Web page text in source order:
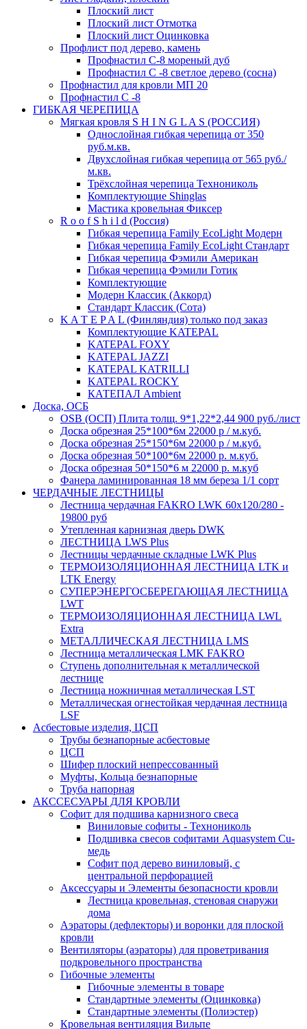
Плоский лист
Плоский лист Отмотка
Плоский лист Оцинковка
Профлист под дерево, камень
Профнастил С-8 мореный дуб
Профнастил С -8 светлое дерево (сосна)
Профнастил для кровли МП 20
Профнастил С -8
ГИБКАЯ ЧЕРЕПИЦА
Мягкая кровля S H I N G L A S (РОССИЯ)
Однослойная гибкая черепица от 350
руб.м.кв.
Двухслойная гибкая черепица от 565 руб./
м.кв.
Трёхслойная черепица Технониколь
Комплектующие Shinglas
Мастика кровельная Фиксер
R o o f S h i l d (Россия)
Гибкая черепица Family ЕсоLight Модерн
Гибкая черепица Family ЕсоLight Стандарт
Гибкая черепица Фэмили Американ
Гибкая черепица Фэмили Готик
Комплектующие
Модерн Классик (Аккорд)
Стандарт Классик (Сота)
K A T E P A L (Финляндия) только под заказ
Комплектующие KATEPAL
KATEPAL FOXY
KATEPAL JAZZI
KATEPAL KATRILLI
KATEPAL ROCKY
КАТЕПАЛ Ambient
Доска, ОСБ
OSB (ОСП) Плита толщ. 9*1,22*2,44 900 руб./лист
Доска обрезная 25*100*6м 22000 р / м.куб.
Доска обрезная 25*150*6м 22000 р / м.куб.
Доска обрезная 50*100*6м 22000 р. м.куб.
Доска обрезная 50*150*6 м 22000 р. м.куб
Фанера ламинированная 18 мм береза 1/1 сорт
ЧЕРДАЧНЫЕ ЛЕСТНИЦЫ
Лестница чердачная FAKRO LWK 60х120/280 -
19800 руб
Утепленная карнизная дверь DWK
ЛЕСТНИЦА LWS Plus
Лестницы чердачные складные LWK Plus
ТЕРМОИЗОЛЯЦИОННАЯ ЛЕСТНИЦА LTK и
LTK Energy
СУПЕРЭНЕРГОСБЕРЕГАЮЩАЯ ЛЕСТНИЦА
LWT
ТЕРМОИЗОЛЯЦИОННАЯ ЛЕСТНИЦА LWL
Extra
МЕТАЛЛИЧЕСКАЯ ЛЕСТНИЦА LMS
Лестница металлическая LMK FAKRO
Ступень дополнительная к металлической
лестнице
Лестница ножничная металлическая LST
Металлическая огнестойкая чердачная лестница
LSF
Асбестовые изделия, ЦСП
Трубы безнапорные асбестовые
ЦСП
Шифер плоский непрессованный
Муфты, Кольца безнапорные
Труба напорная
АКССЕСУАРЫ ДЛЯ КРОВЛИ
Софит для подшива карнизного свеса
Виниловые софиты - Технониколь
Подшивка свесов софитами Aquasystem Cu-
медь
Софит под дерево виниловый, с
центральной перфорацией
Аксессуары и Элементы безопасности кровли
Лестница кровельная, стеновая снаружи
дома
Аэраторы (дефлекторы) и воронки для плоской
кровли
Вентиляторы (аэраторы) для проветривания
подкровельного пространства
Гибочные элементы
Гибочные элементы в товаре
Стандартные элементы (Оцинковка)
Стандартные элементы (Полиэстер)
Кровельная вентиляция Вильпе